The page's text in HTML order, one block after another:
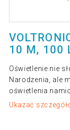
10 M, 100
Oświetlenie nie
Narodzenia, ale
oświetlenia
Ukazać